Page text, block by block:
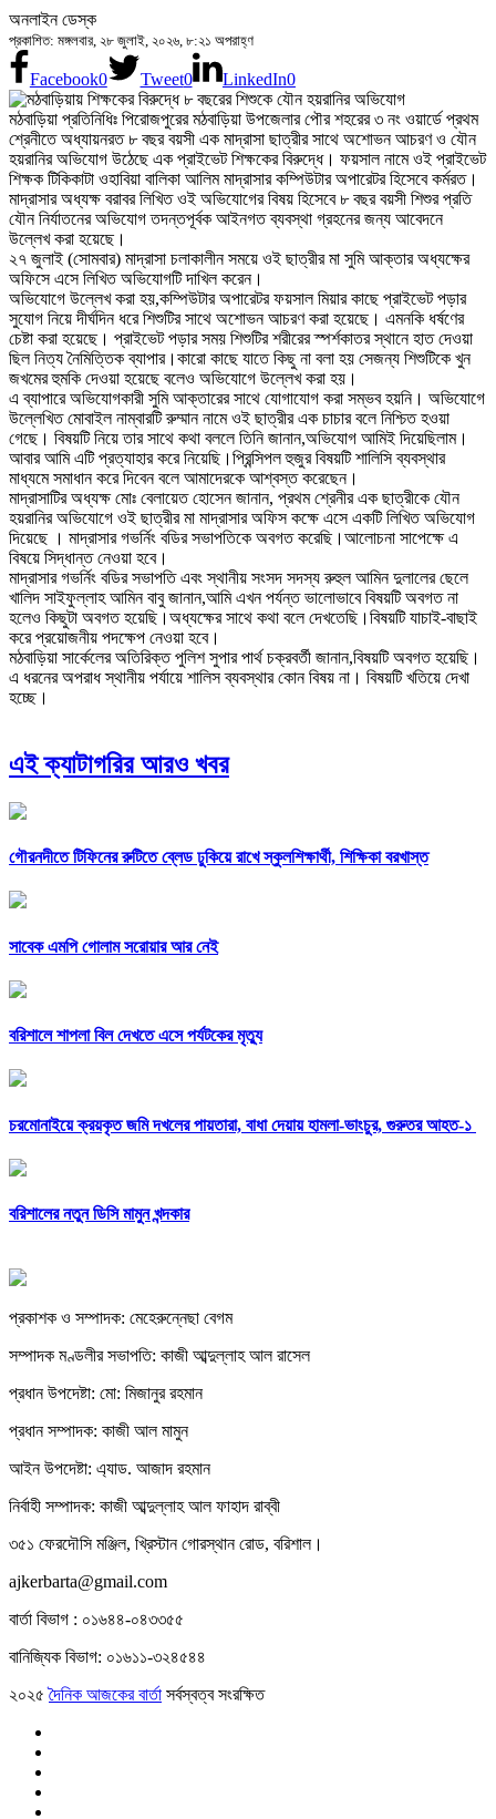
অনলাইন ডেস্ক
প্রকাশিত: মঙ্গলবার, ২৮ জুলাই, ২০২৬, ৮:২১ অপরাহ্ণ
Facebook0 Tweet0 LinkedIn0
মঠবাড়িয়া প্রতিনিধিঃ পিরোজপুরের মঠবাড়িয়া উপজেলার পৌর শহরের ৩ নং ওয়ার্ডে প্রথম
শ্রেনীতে অধ্যায়নরত ৮ বছর বয়সী এক মাদ্রাসা ছাত্রীর সাথে অশোভন আচরণ ও যৌন
হয়রানির অভিযোগ উঠেছে এক প্রাইভেট শিক্ষকের বিরুদ্ধে। ফয়সাল নামে ওই প্রাইভেট
শিক্ষক টিকিকাটা ওহাবিয়া বালিকা আলিম মাদ্রাসার কম্পিউটার অপারেটর হিসেবে কর্মরত।
মাদ্রাসার অধ্যক্ষ বরাবর লিখিত ওই অভিযোগের বিষয় হিসেবে ৮ বছর বয়সী শিশুর প্রতি
যৌন নির্যাতনের অভিযোগ তদন্তপূর্বক আইনগত ব্যবস্থা গ্রহনের জন্য আবেদনে
উল্লেখ করা হয়েছে।
২৭ জুলাই (সোমবার) মাদ্রাসা চলাকালীন সময়ে ওই ছাত্রীর মা সুমি আক্তার অধ্যক্ষের
অফিসে এসে লিখিত অভিযোগটি দাখিল করেন।
অভিযোগে উল্লেখ করা হয়,কম্পিউটার অপারেটর ফয়সাল মিয়ার কাছে প্রাইভেট পড়ার
সুযোগ নিয়ে দীর্ঘদিন ধরে শিশুটির সাথে অশোভন আচরণ করা হয়েছে। এমনকি ধর্ষণের
চেষ্টা করা হয়েছে। প্রাইভেট পড়ার সময় শিশুটির শরীরের স্পর্শকাতর স্থানে হাত দেওয়া
ছিল নিত্য নৈমিত্তিক ব্যাপার।কারো কাছে যাতে কিছু না বলা হয় সেজন্য শিশুটিকে খুন
জখমের হুমকি দেওয়া হয়েছে বলেও অভিযোগে উল্লেখ করা হয়।
এ ব্যাপারে অভিযোগকারী সুমি আক্তারের সাথে যোগাযোগ করা সম্ভব হয়নি। অভিযোগে
উল্লেখিত মোবাইল নাম্বারটি রুম্মান নামে ওই ছাত্রীর এক চাচার বলে নিশ্চিত হওয়া
গেছে। বিষয়টি নিয়ে তার সাথে কথা বললে তিনি জানান,অভিযোগ আমিই দিয়েছিলাম।
আবার আমি এটি প্রত্যাহার করে নিয়েছি।প্রিন্সিপল হুজুর বিষয়টি শালিসি ব্যবস্থার
মাধ্যমে সমাধান করে দিবেন বলে আমাদেরকে আশ্বস্ত করেছেন।
মাদ্রাসাটির অধ্যক্ষ মোঃ বেলায়েত হোসেন জানান, প্রথম শ্রেনীর এক ছাত্রীকে যৌন
হয়রানির অভিযোগে ওই ছাত্রীর মা মাদ্রাসার অফিস কক্ষে এসে একটি লিখিত অভিযোগ
দিয়েছে । মাদ্রাসার গভর্নিং বডির সভাপতিকে অবগত করেছি।আলোচনা সাপেক্ষে এ
বিষয়ে সিদ্ধান্ত নেওয়া হবে।
মাদ্রাসার গভর্নিং বডির সভাপতি এবং স্থানীয় সংসদ সদস্য রুহুল আমিন দুলালের ছেলে
খালিদ সাইফুল্লাহ আমিন বাবু জানান,আমি এখন পর্যন্ত ভালোভাবে বিষয়টি অবগত না
হলেও কিছুটা অবগত হয়েছি।অধ্যক্ষের সাথে কথা বলে দেখতেছি।বিষয়টি যাচাই-বাছাই
করে প্রয়োজনীয় পদক্ষেপ নেওয়া হবে।
মঠবাড়িয়া সার্কেলের অতিরিক্ত পুলিশ সুপার পার্থ চক্রবর্তী জানান,বিষয়টি অবগত হয়েছি।
এ ধরনের অপরাধ স্থানীয় পর্যায়ে শালিস ব্যবস্থার কোন বিষয় না। বিষয়টি খতিয়ে দেখা
হচ্ছে।
এই ক্যাটাগরির আরও খবর
গৌরনদীতে টিফিনের রুটিতে ব্লেড ঢুকিয়ে রাখে স্কুলশিক্ষার্থী, শিক্ষিকা বরখাস্ত
সাবেক এমপি গোলাম সরোয়ার আর নেই
বরিশালে শাপলা বিল দেখতে এসে পর্যটকের মৃত্যু
চরমোনাইয়ে ক্রয়কৃত জমি দখলের পায়তারা, বাধা দেয়ায় হামলা-ভাংচুর, গুরুতর আহত-১
বরিশালের নতুন ডিসি মামুন খন্দকার
প্রকাশক ও সম্পাদক: মেহেরুন্নেছা বেগম
সম্পাদক মণ্ডলীর সভাপতি: কাজী আব্দুল্লাহ আল রাসেল
প্রধান উপদেষ্টা: মো: মিজানুর রহমান
প্রধান সম্পাদক: কাজী আল মামুন
আইন উপদেষ্টা: এ্যাড. আজাদ রহমান
নির্বাহী সম্পাদক: কাজী আব্দুল্লাহ আল ফাহাদ রাব্বী
৩৫১ ফেরদৌসি মঞ্জিল, খ্রিস্টান গোরস্থান রোড, বরিশাল।
ajkerbarta@gmail.com
বার্তা বিভাগ : ০১৬৪৪-০৪৩৩৫৫
বানিজ্যিক বিভাগ: ০১৬১১-৩২৪৫৪৪
২০২৫দৈনিক আজকের বার্তা সর্বস্বত্ব সংরক্ষিত